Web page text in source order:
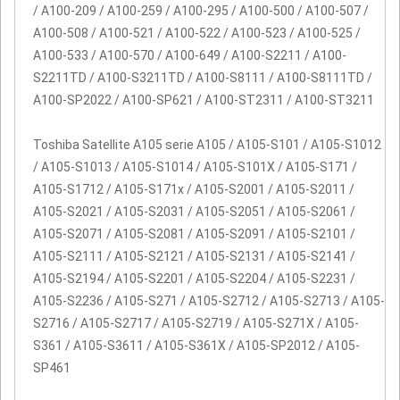
/ A100-209 / A100-259 / A100-295 / A100-500 / A100-507 /
A100-508 / A100-521 / A100-522 / A100-523 / A100-525 /
A100-533 / A100-570 / A100-649 / A100-S2211 / A100-
S2211TD / A100-S3211TD / A100-S8111 / A100-S8111TD /
A100-SP2022 / A100-SP621 / A100-ST2311 / A100-ST3211
Toshiba Satellite A105 serie A105 / A105-S101 / A105-S1012
/ A105-S1013 / A105-S1014 / A105-S101X / A105-S171 /
A105-S1712 / A105-S171x / A105-S2001 / A105-S2011 /
A105-S2021 / A105-S2031 / A105-S2051 / A105-S2061 /
A105-S2071 / A105-S2081 / A105-S2091 / A105-S2101 /
A105-S2111 / A105-S2121 / A105-S2131 / A105-S2141 /
A105-S2194 / A105-S2201 / A105-S2204 / A105-S2231 /
A105-S2236 / A105-S271 / A105-S2712 / A105-S2713 / A105-
S2716 / A105-S2717 / A105-S2719 / A105-S271X / A105-
S361 / A105-S3611 / A105-S361X / A105-SP2012 / A105-
SP461